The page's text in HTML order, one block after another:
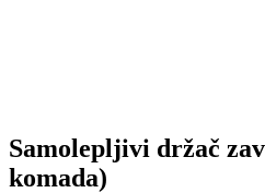
Samolepljivi držač
komada)